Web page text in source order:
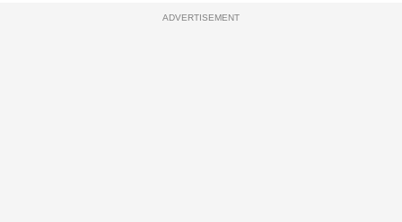
ADVERTISEMENT